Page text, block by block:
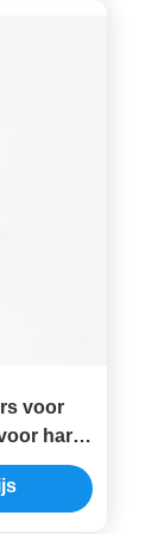
voor
hard